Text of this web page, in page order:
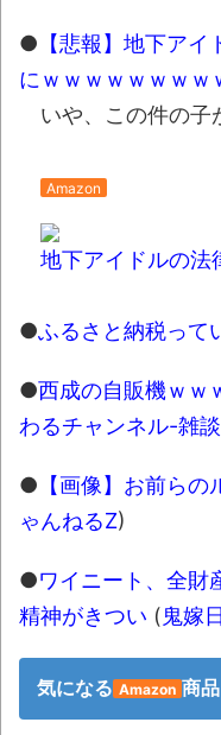
● 【悲報】地下ア
にｗｗｗｗｗｗｗｗ
いや、この件の子
Amazon
地下アイドルの法
●ふるさと納税って
●西成の自販機ｗｗ
わるチャンネル-雑
● 【画像】お前ら
ゃんねるZ)
●ワイニート、全財
精神がきつい (鬼嫁
気になる Amazon 商品